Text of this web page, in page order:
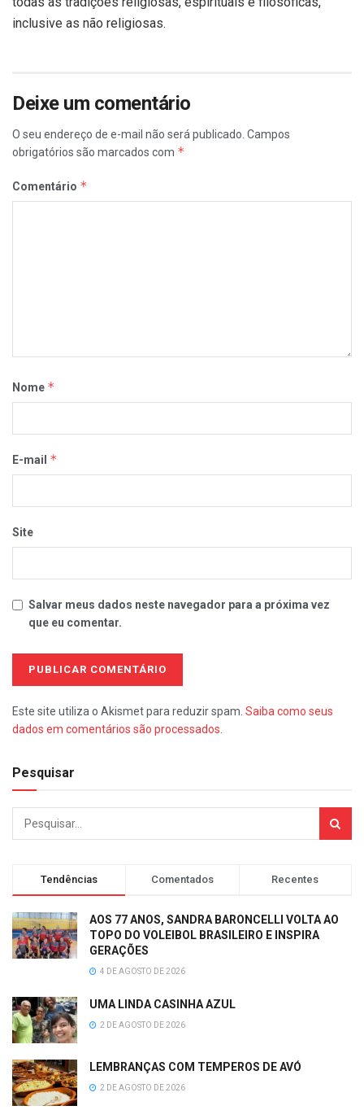
inclusive as não religiosas.
Deixe um comentário
O seu endereço de e-mail não será publicado. Campos
obrigatórios são marcados com *
Comentário *
Nome *
E-mail *
Site
Salvar meus dados neste navegador para a próxima vez
que eu comentar.
Este site utiliza o Akismet para reduzir spam. Saiba como seus
dados em comentários são processados
Pesquisar
Tendências Comentados Recentes
AOS 77 ANOS, SANDRA BARONCELLI VOLTA AO
TOPO DO VOLEIBOL BRASILEIRO E INSPIRA
GERAÇÕES
4 DE AGOSTO DE 2026
UMA LINDA CASINHA AZUL
2 DE AGOSTO DE 2026
LEMBRANÇAS COM TEMPEROS DE AVÓ
2 DE AGOSTO DE 2026